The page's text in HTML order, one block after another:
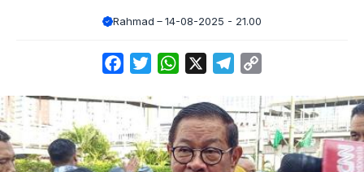
Rahmad 14-08-2025 - 21.00
FacebookTwitterWhatsApp Telegram